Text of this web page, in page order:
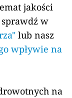
jakości
w
lub nasz
wpływie na
na